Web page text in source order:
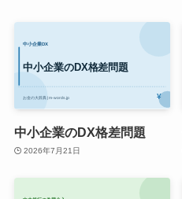
中小企業のDX格差問題
2026年7月21日